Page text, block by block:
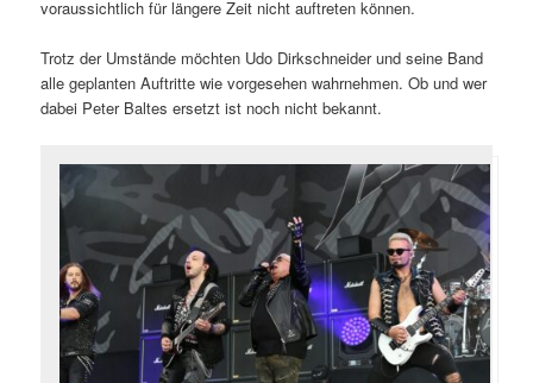
voraussichtlich für längere Zeit nicht auftreten können.
Trotz der Umstände möchten Udo Dirkschneider und seine Band
alle geplanten Auftritte wie vorgesehen wahrnehmen. Ob und wer
dabei Peter Baltes ersetzt ist noch nicht bekannt.